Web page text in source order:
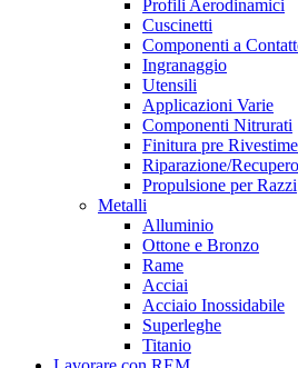
Profili Aerodinamici
Cuscinetti
Componenti a
Ingranaggio
Utensili
Applicazioni Varie
Componenti Nitrurati
Finitura pre
Riparazione/Recupero
Propulsione per Razzi
Metalli
Alluminio
Ottone e Bronzo
Rame
Acciai
Acciaio Inossidabile
Superleghe
Titanio